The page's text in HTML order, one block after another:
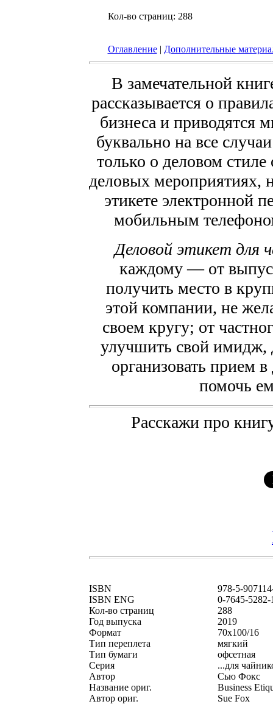
Кол-во страниц: 288
Оглавление| Дополнительные
В замечательной
рассказывается о
бизнеса и приводятся
буквально на все
только о деловом
деловых мероприятиях,
этикете электронной
мобильным
Деловой этикет для
каждому — от
получить место в
этой компании, не
своем кругу; от
улучшить свой имидж,
организовать прием
помочь
Расскажи про
ISBN
978-5-
ISBN ENG
0-7645-5282-
Кол-во страниц
288
Год выпуска
2019
Формат
70x100/16
Тип переплета
мягкий
Тип бумаги
офсетная
Серия
...для
Автор
Сью Фокс
Название ориг.
Business
Автор ориг.
Sue Fox